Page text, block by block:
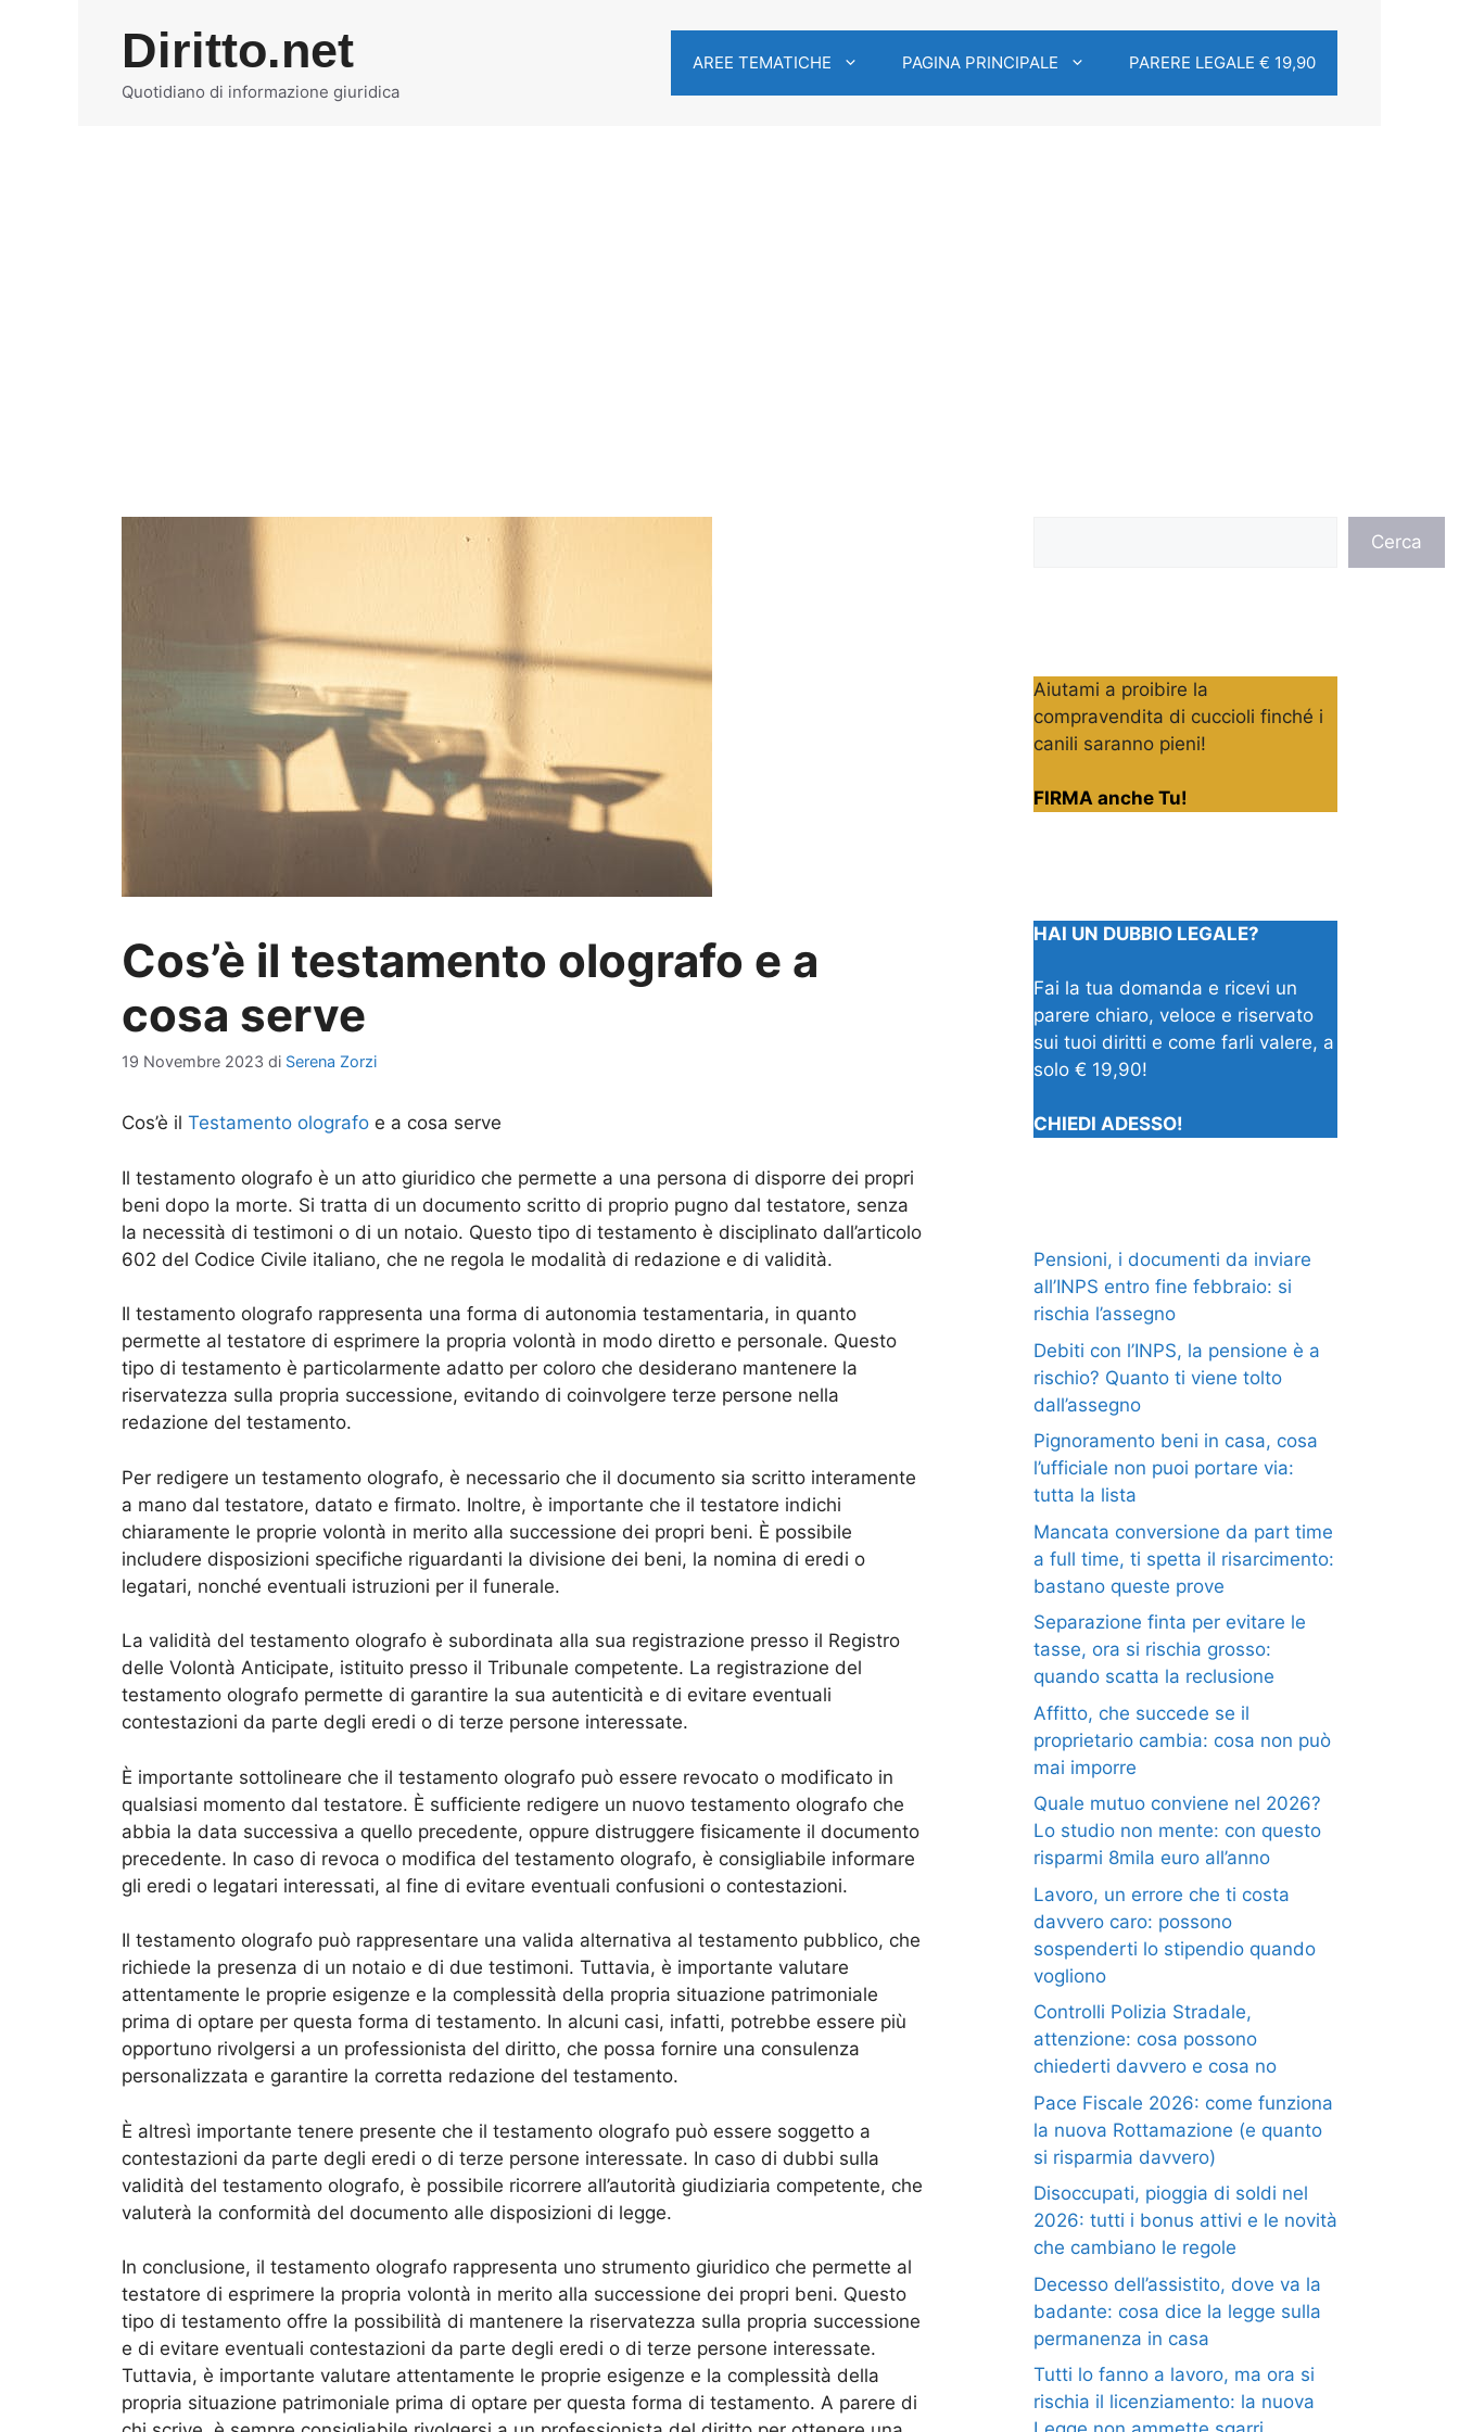
Diritto.net
Quotidiano di informazione giuridica
AREE TEMATICHE PAGINA PRINCIPALE PARERE LEGALE € 19,90
Cos’è il testamento olografo e a
cosa serve
19 Novembre 2023 di Serena Zorzi
Cos’è il Testamento olografo e a cosa serve
Il testamento olografo è un atto giuridico che permette a una persona di disporre dei propri
beni dopo la morte. Si tratta di un documento scritto di proprio pugno dal testatore, senza
la necessità di testimoni o di un notaio. Questo tipo di testamento è disciplinato dall’articolo
602 del Codice Civile italiano, che ne regola le modalità di redazione e di validità.
Il testamento olografo rappresenta una forma di autonomia testamentaria, in quanto
permette al testatore di esprimere la propria volontà in modo diretto e personale. Questo
tipo di testamento è particolarmente adatto per coloro che desiderano mantenere la
riservatezza sulla propria successione, evitando di coinvolgere terze persone nella
redazione del testamento.
Per redigere un testamento olografo, è necessario che il documento sia scritto interamente
a mano dal testatore, datato e firmato. Inoltre, è importante che il testatore indichi
chiaramente le proprie volontà in merito alla successione dei propri beni. È possibile
includere disposizioni specifiche riguardanti la divisione dei beni, la nomina di eredi o
legatari, nonché eventuali istruzioni per il funerale.
La validità del testamento olografo è subordinata alla sua registrazione presso il Registro
delle Volontà Anticipate, istituito presso il Tribunale competente. La registrazione del
testamento olografo permette di garantire la sua autenticità e di evitare eventuali
contestazioni da parte degli eredi o di terze persone interessate.
È importante sottolineare che il testamento olografo può essere revocato o modificato in
qualsiasi momento dal testatore. È sufficiente redigere un nuovo testamento olografo che
abbia la data successiva a quello precedente, oppure distruggere fisicamente il documento
precedente. In caso di revoca o modifica del testamento olografo, è consigliabile informare
gli eredi o legatari interessati, al fine di evitare eventuali confusioni o contestazioni.
Il testamento olografo può rappresentare una valida alternativa al testamento pubblico, che
richiede la presenza di un notaio e di due testimoni. Tuttavia, è importante valutare
attentamente le proprie esigenze e la complessità della propria situazione patrimoniale
prima di optare per questa forma di testamento. In alcuni casi, infatti, potrebbe essere più
opportuno rivolgersi a un professionista del diritto, che possa fornire una consulenza
personalizzata e garantire la corretta redazione del testamento.
È altresì importante tenere presente che il testamento olografo può essere soggetto a
contestazioni da parte degli eredi o di terze persone interessate. In caso di dubbi sulla
validità del testamento olografo, è possibile ricorrere all’autorità giudiziaria competente, che
valuterà la conformità del documento alle disposizioni di legge.
In conclusione, il testamento olografo rappresenta uno strumento giuridico che permette al
testatore di esprimere la propria volontà in merito alla successione dei propri beni. Questo
tipo di testamento offre la possibilità di mantenere la riservatezza sulla propria successione
e di evitare eventuali contestazioni da parte degli eredi o di terze persone interessate.
Tuttavia, è importante valutare attentamente le proprie esigenze e la complessità della
propria situazione patrimoniale prima di optare per questa forma di testamento. A parere di
Cerca
Aiutami a proibire la
compravendita di cuccioli finché i
canili saranno pieni!
FIRMA anche Tu!
HAI UN DUBBIO LEGALE?
Fai la tua domanda e ricevi un
parere chiaro, veloce e riservato
sui tuoi diritti e come farli valere, a
solo € 19,90!
CHIEDI ADESSO!
Pensioni, i documenti da inviare
all’INPS entro fine febbraio: si
rischia l’assegno
Debiti con l’INPS, la pensione è a
rischio? Quanto ti viene tolto
dall’assegno
Pignoramento beni in casa, cosa
l’ufficiale non puoi portare via:
tutta la lista
Mancata conversione da part time
a full time, ti spetta il risarcimento:
bastano queste prove
Separazione finta per evitare le
tasse, ora si rischia grosso:
quando scatta la reclusione
Affitto, che succede se il
proprietario cambia: cosa non può
mai imporre
Quale mutuo conviene nel 2026?
Lo studio non mente: con questo
risparmi 8mila euro all’anno
Lavoro, un errore che ti costa
davvero caro: possono
sospenderti lo stipendio quando
vogliono
Controlli Polizia Stradale,
attenzione: cosa possono
chiederti davvero e cosa no
Pace Fiscale 2026: come funziona
la nuova Rottamazione (e quanto
si risparmia davvero)
Disoccupati, pioggia di soldi nel
2026: tutti i bonus attivi e le novità
che cambiano le regole
Decesso dell’assistito, dove va la
badante: cosa dice la legge sulla
permanenza in casa
Tutti lo fanno a lavoro, ma ora si
rischia il licenziamento: la nuova